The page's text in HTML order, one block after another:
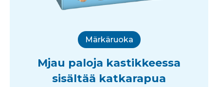
Märkäruoka
Mjau paloja kastikkeessa
sisältää katkarapua